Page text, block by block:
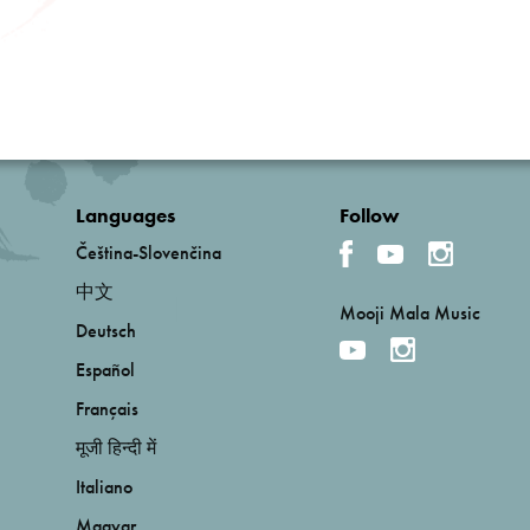
Languages
Čeština-Slovenčina
中文
Deutsch
Español
Français
मूजी हिन्दी में
Italiano
Follow
Mooji Mala Music